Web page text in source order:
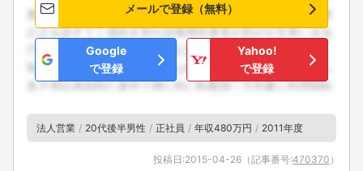
メールで登録（無料）
Google
で登録
Yahoo!
で登録
法人営業 20代後半男性 正社員 年収480万円 2011年度
投稿日:2015-04-26 （記事番号:470370 ）